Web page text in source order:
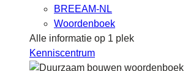
BREEAM-NL
Woordenboek
Alle informatie op 1 plek
Kenniscentrum